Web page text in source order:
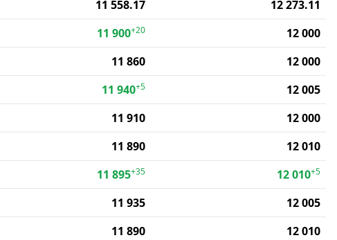
11 558.17
12 273.11
11 900+20
12 000
11 860
12 000
11 940+5
12 005
11 910
12 000
11 890
12 010
11 895+35 12 010+5
11 935
12 005
11 890
12 010